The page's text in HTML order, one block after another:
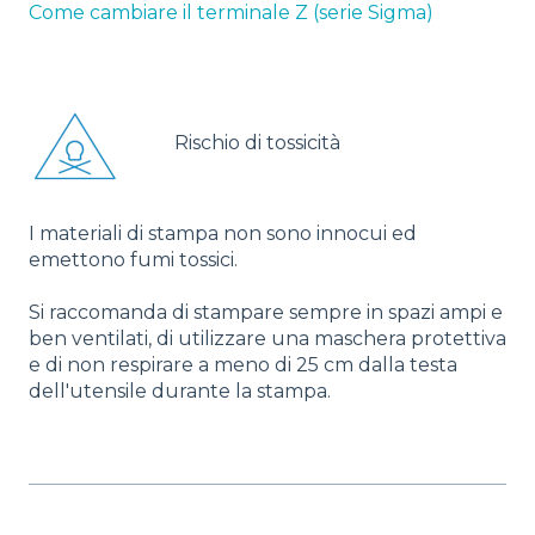
Come cambiare il terminale Z (serie Sigma)
Rischio di tossicità
I materiali di stampa non sono innocui ed
emettono fumi tossici.
Si raccomanda di stampare sempre in spazi ampi e
ben ventilati, di utilizzare una maschera protettiva
e di non respirare a meno di 25 cm dalla testa
dell'utensile durante la stampa.